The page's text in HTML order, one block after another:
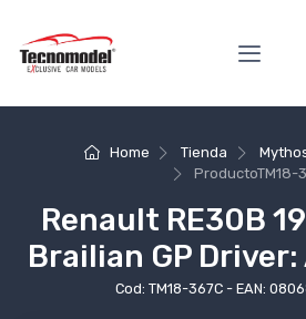
Home Tienda
ProductoTM18-
Renault RE30B
Brailian GP
Cod: TM18-367C - EAN: